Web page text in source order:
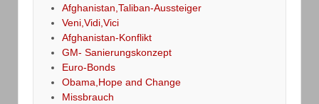
Afghanistan,Taliban-Aussteiger
Veni,Vidi,Vici
Afghanistan-Konflikt
GM- Sanierungskonzept
Euro-Bonds
Obama,Hope and Change
Missbrauch